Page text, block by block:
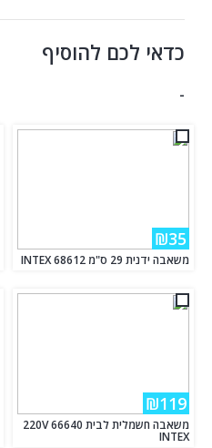
כדאי לכם להוסיף
-
₪35
משאבה ידנית 29 ס"מ INTEX 68612
₪119
משאבה חשמלית לבית 220V 66640
INTEX